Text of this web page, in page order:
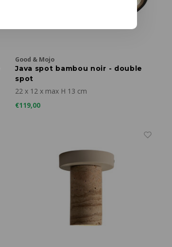
Good & Mojo
Java spot bambou noir - double
spot
22 x 12 x max H 13 cm
€119,00